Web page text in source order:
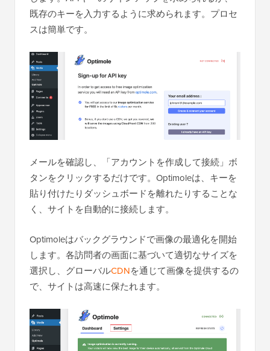
既存のキーを入力するように求められます。プロセ
スは簡単です。
メールを確認し、「アカウントを作成して接続」ボ
タンをクリックするだけです。Optimoleは、キーを
貼り付けたりダッシュボードを離れたりすることな
く、サイトを自動的に接続します。
Optimoleはバックグラウンドで画像の最適化を開始
します。各訪問者の画面に基づいて適切なサイズを
選択し、グローバルCDNを通じて画像を提供するの
で、サイトは高速に保たれます。